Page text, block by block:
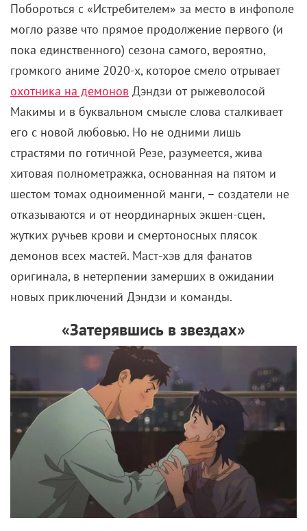
Побороться с «Истребителем» за место в инфополе
могло разве что прямое продолжение первого (и
пока единственного) сезона самого, вероятно,
громкого аниме 2020-х, которое смело отрывает
охотника на демонов Дэндзи от рыжеволосой
Макимы и в буквальном смысле слова сталкивает
его с новой любовью. Но не одними лишь
страстями по готичной Резе, разумеется, жива
хитовая полнометражка, основанная на пятом и
шестом томах одноименной манги, – создатели не
отказываются и от неординарных экшен-сцен,
жутких ручьев крови и смертоносных плясок
демонов всех мастей. Маст-хэв для фанатов
оригинала, в нетерпении замерших в ожидании
новых приключений Дэндзи и команды.
«Затерявшись в звездах»